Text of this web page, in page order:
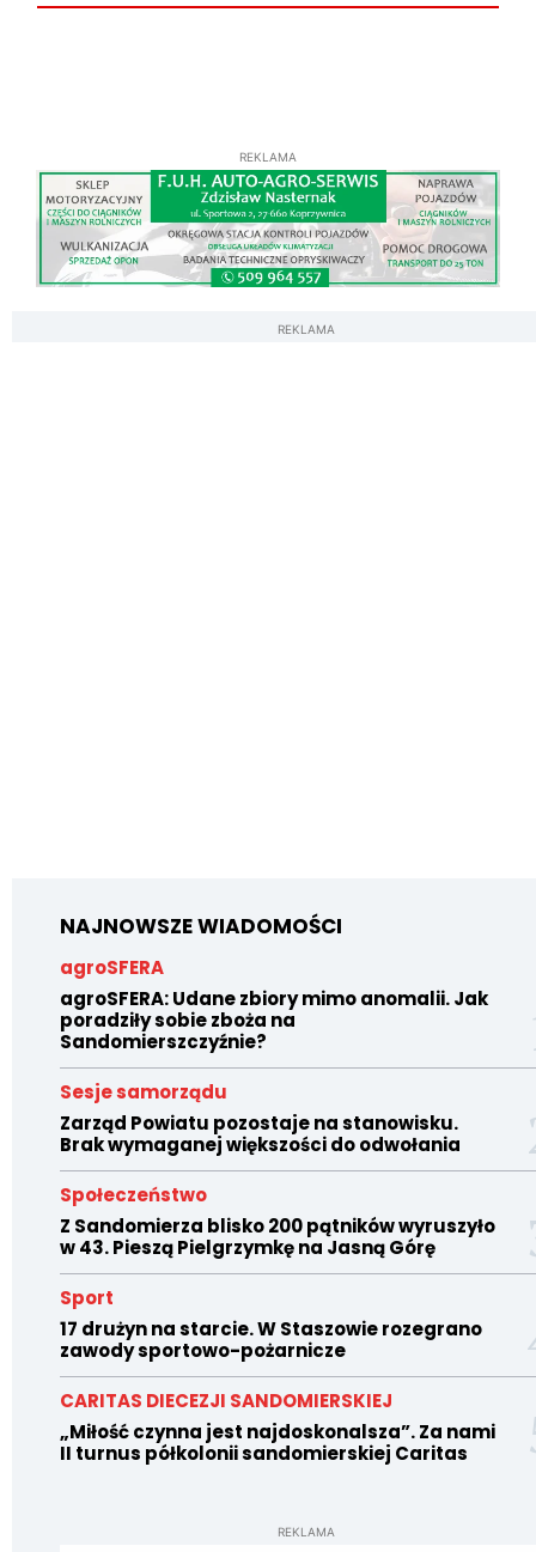
REKLAMA
REKLAMA
NAJNOWSZE WIADOMOŚCI
agroSFERA
agroSFERA: Udane zbiory mimo anomalii. Jak
poradziły sobie zboża na
Sandomierszczyźnie?
Sesje samorządu
Zarząd Powiatu pozostaje na stanowisku.
Brak wymaganej większości do odwołania
Społeczeństwo
Z Sandomierza blisko 200 pątników wyruszyło
w 43. Pieszą Pielgrzymkę na Jasną Górę
Sport
17 drużyn na starcie. W Staszowie rozegrano
zawody sportowo-pożarnicze
CARITAS DIECEZJI SANDOMIERSKIEJ
„Miłość czynna jest najdoskonalsza”. Za nami
II turnus półkolonii sandomierskiej Caritas
REKLAMA